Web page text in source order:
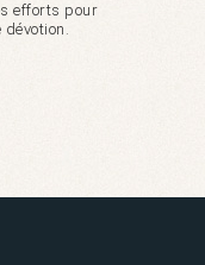
efforts pour